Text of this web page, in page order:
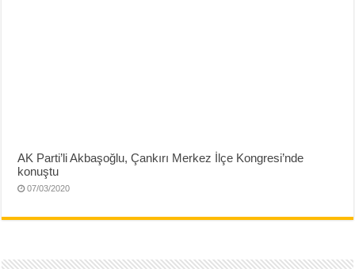
AK Parti’li Akbaşoğlu, Çankırı Merkez İlçe Kongresi’nde
konuştu
07/03/2020